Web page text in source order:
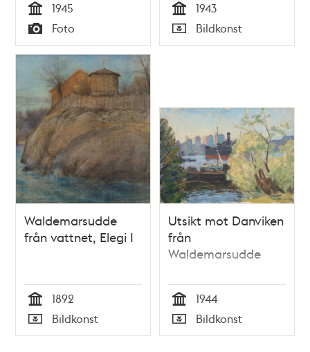
Tid
1945
Typ
Foto Tid
1943
Typ
Bildkonst
Waldemarsudde
från vattnet, Elegi I
Tid
1892
Typ
Bildkonst
Utsikt mot Danviken
från
Waldemarsudde
Tid
1944
Typ
Bildkonst